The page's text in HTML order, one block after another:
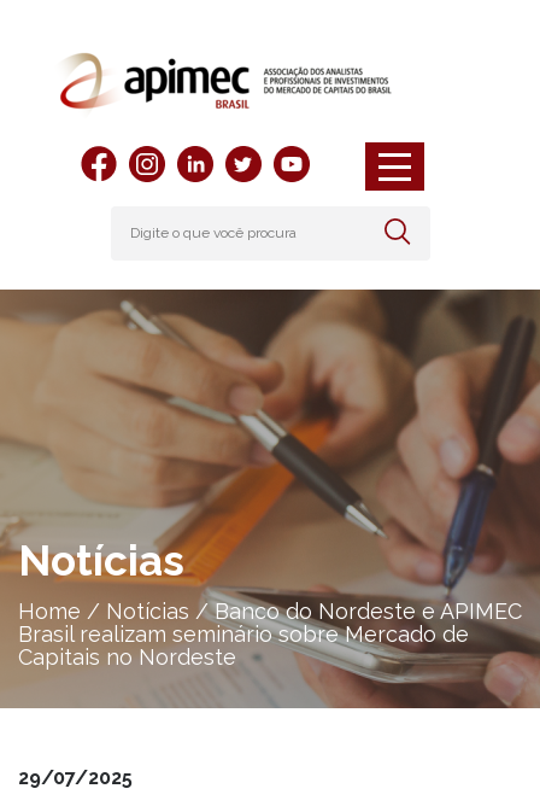
Notícias
Home / Notícias /Banco do Nordeste e APIMEC
Brasil realizam seminário sobre Mercado de
Capitais no Nordeste
29/07/2025